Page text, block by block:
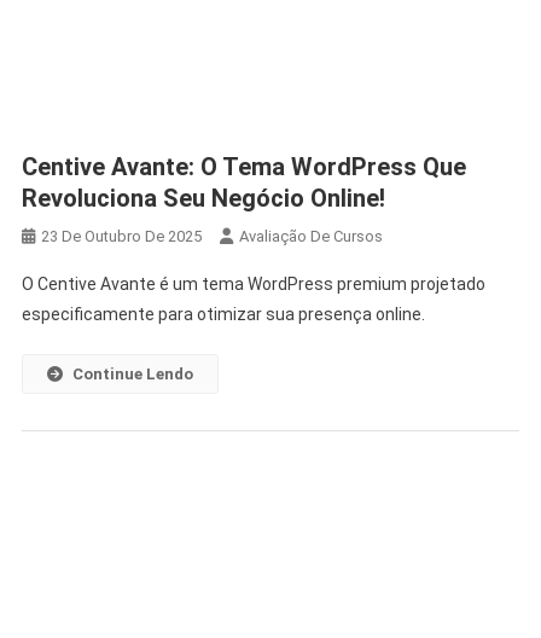
Centive Avante: O Tema WordPress Que
Revoluciona Seu Negócio Online!
23 De Outubro De 2025 Avaliação De Cursos
O Centive Avante é um tema WordPress premium projetado
especificamente para otimizar sua presença online.
Continue Lendo